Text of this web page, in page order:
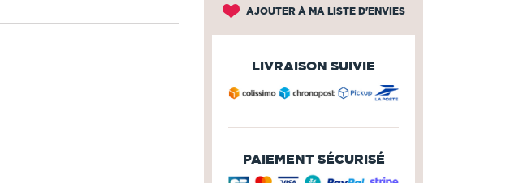
AJOUTER À MA LISTE D'ENVIES
LIVRAISON SUIVIE
PAIEMENT SÉCURISÉ